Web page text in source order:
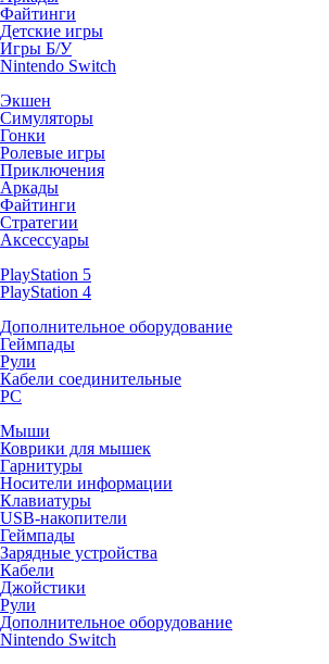
Файтинги
Детские игры
Игры Б/У
Nintendo Switch
Экшен
Симуляторы
Гонки
Ролевые игры
Приключения
Аркады
Файтинги
Стратегии
Аксессуары
PlayStation 5
PlayStation 4
Дополнительное оборудование
Геймпады
Рули
Кабели соединительные
PC
Мыши
Коврики для мышек
Гарнитуры
Носители информации
Клавиатуры
USB-накопители
Геймпады
Зарядные устройства
Кабели
Джойстики
Рули
Дополнительное оборудование
Nintendo Switch